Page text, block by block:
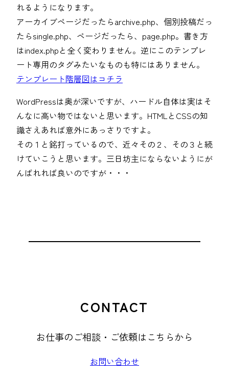
れるようになります。
アーカイブページだったらarchive.php、個別投稿だっ
たらsingle.php、ページだったら、page.php。書き方
はindex.phpと全く変わりません。逆にこのテンプレ
ート専用のタグみたいなものも特にはありません。
テンプレート階層図はコチラ
WordPressは奥が深いですが、ハードル自体は実はそ
んなに高い物ではないと思います。HTMLとCSSの知
識さえあれば意外にあっさりですよ。
その１と銘打っているので、近々その２、その３と続
けていこうと思います。三日坊主にならないようにが
んばれれば良いのですが・・・
CONTACT
お仕事のご相談・ご依頼はこちらから
お問い合わせ